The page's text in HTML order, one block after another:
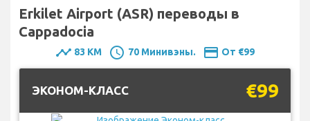
Erkilet Airport (ASR) переводы в
Cappadocia
timeline 83 KM schedule 70 Минивэны. payment От €99
ЭКОНОМ-КЛАСС €99